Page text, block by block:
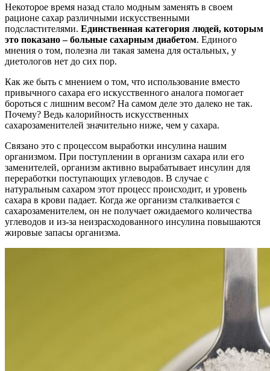
Некоторое время назад стало модным заменять в своем
рационе сахар различными искусственными
подсластителями. Единственная категория людей, которым
это показано – больные сахарным диабетом. Единого
мнения о том, полезна ли такая замена для остальных, у
диетологов нет до сих пор.
Как же быть с мнением о том, что использование вместо
привычного сахара его искусственного аналога помогает
бороться с лишним весом? На самом деле это далеко не так.
Почему? Ведь калорийность искусственных
сахарозаменителей значительно ниже, чем у сахара.
Связано это с процессом выработки инсулина нашим
организмом. При поступлении в организм сахара или его
заменителей, организм активно вырабатывает инсулин для
переработки поступающих углеводов. В случае с
натуральным сахаром этот процесс происходит, и уровень
сахара в крови падает. Когда же организм сталкивается с
сахарозаменителем, он не получает ожидаемого количества
углеводов и из-за неизрасходованного инсулина повышаются
жировые запасы организма.